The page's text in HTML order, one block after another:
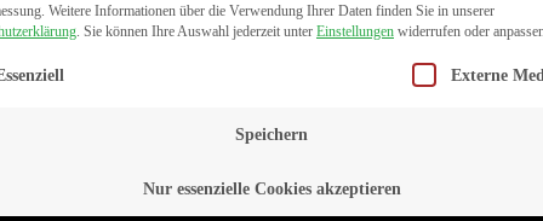
Weitere Informationen über die Verwendung Ihrer Daten finden Sie in unserer
. Sie können Ihre Auswahl jederzeit unter Einstellungen widerrufen oder
eine Liste der Service-Gruppen, für die eine Einwilligung erteilt
Externe
Speichern
Nur essenzielle Cookies akzeptieren